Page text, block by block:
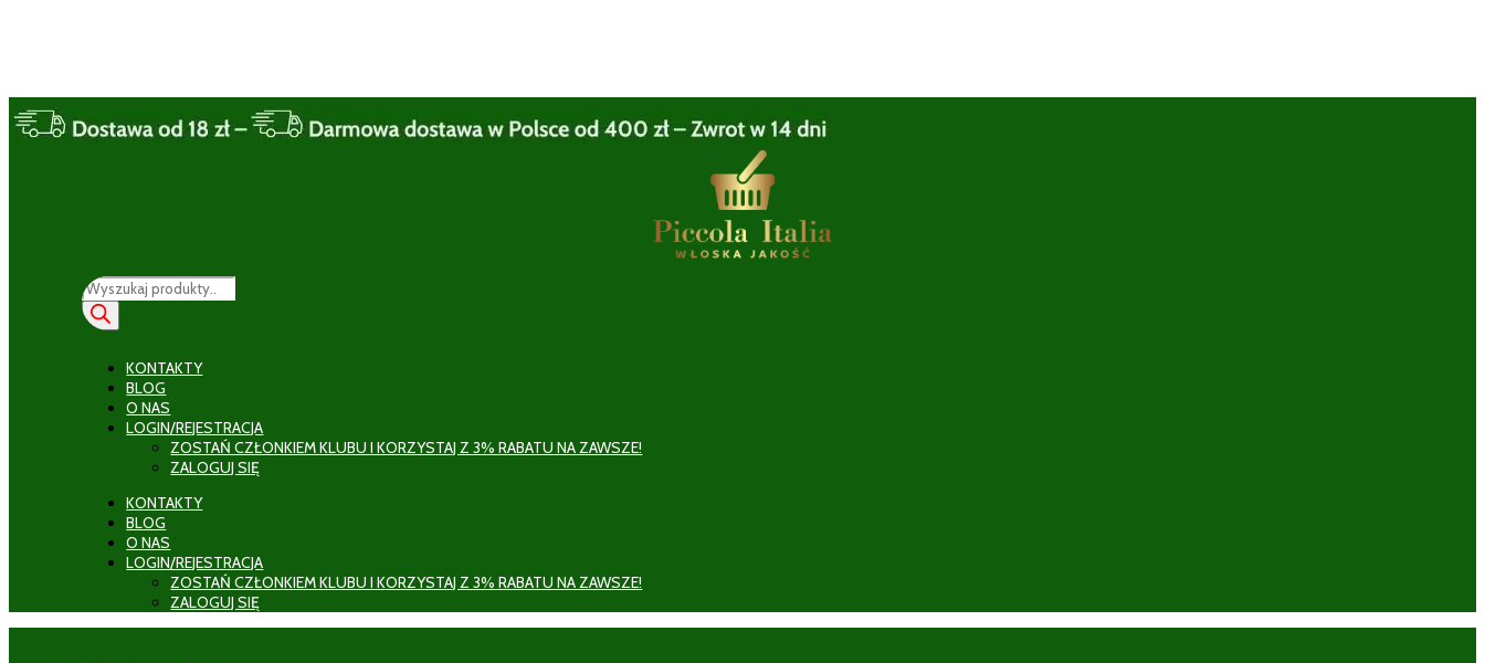
Wyszukiwarka
produktów
KONTAKTY
BLOG
O NAS
LOGIN/REJESTRACJA
ZOSTAŃ CZŁONKIEM KLUBU I KORZYSTAJ Z 3% RABATU NA ZAWSZE!
ZALOGUJ SIĘ
KONTAKTY
BLOG
O NAS
LOGIN/REJESTRACJA
ZOSTAŃ CZŁONKIEM KLUBU I KORZYSTAJ Z 3% RABATU NA ZAWSZE!
ZALOGUJ SIĘ